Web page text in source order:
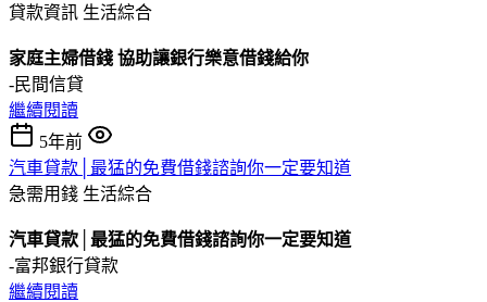
貸款資訊 生活綜合
家庭主婦借錢 協助讓銀行樂意借錢給你
-民間信貸
繼續閱讀
5年前
汽車貸款│最猛的免費借錢諮詢你一定要知道
急需用錢 生活綜合
汽車貸款│最猛的免費借錢諮詢你一定要知道
-富邦銀行貸款
繼續閱讀